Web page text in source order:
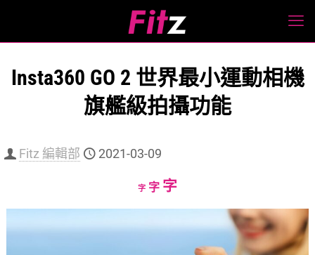
Insta360 GO 2 世界最小運動相機
旗艦級拍攝功能
Fitz 編輯部 2021-03-09
字Decrease
字Reset
字Increase